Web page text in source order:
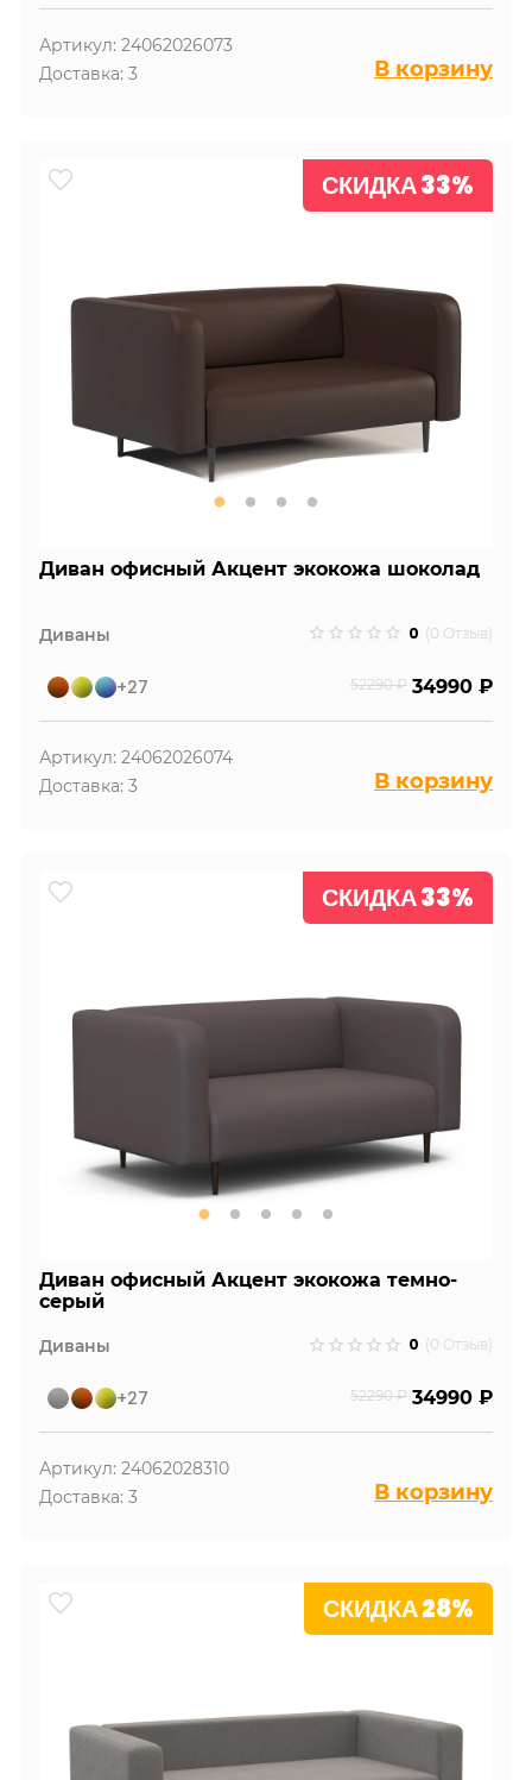
Артикул: 24062026073
Доставка: 3
В корзину
СКИДКА 33%
Диван офисный Акцент экокожа шоколад
Диваны 0 (0 Отзыв)
+27 52290 ₽ 34990 ₽
Артикул: 24062026074
Доставка: 3
В корзину
СКИДКА 33%
Диван офисный Акцент экокожа темно-
серый
Диваны 0 (0 Отзыв)
+27 52290 ₽ 34990 ₽
Артикул: 24062028310
Доставка: 3
В корзину
СКИДКА 28%